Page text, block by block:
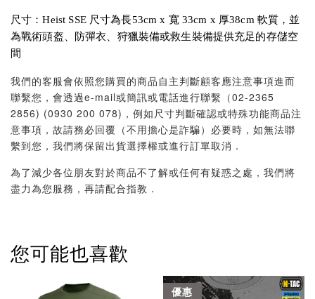
尺寸：Heist SSE 尺寸為長53cm x 寬 33cm x 厚38cm 軟質，並
為戰術頭盔、防彈衣、狩獵裝備或救生裝備提供充足的存儲空
間
我們的客服會依照您購買的商品自主判斷顧客應注意事項進而
聯繫您，會透過e-mail或簡訊或電話進行聯繫（02-2365
2856) (0930 200 078)，例如尺寸判斷確認或特殊功能商品注
意事項，故請務必回覆（不用擔心是詐騙）必要時，如無法聯
繫到您，我們將保留出貨選擇權或進行訂單取消．
為了減少各位朋友對於商品不了解或任何有疑惑之處，我們將
盡力為您服務，再請配合指教．
您可能也喜歡
優惠